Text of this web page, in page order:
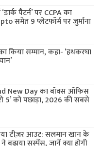
पैटर्न’ पर CCPA का
समेत 9 प्लेटफॉर्म पर जुर्माना
किया सम्मान, कहा- ‘हथकरघा
New Day का बॉक्स ऑफिस
5’ को पछाड़ा, 2026 की सबसे
टीज़र आउट: सलमान खान के